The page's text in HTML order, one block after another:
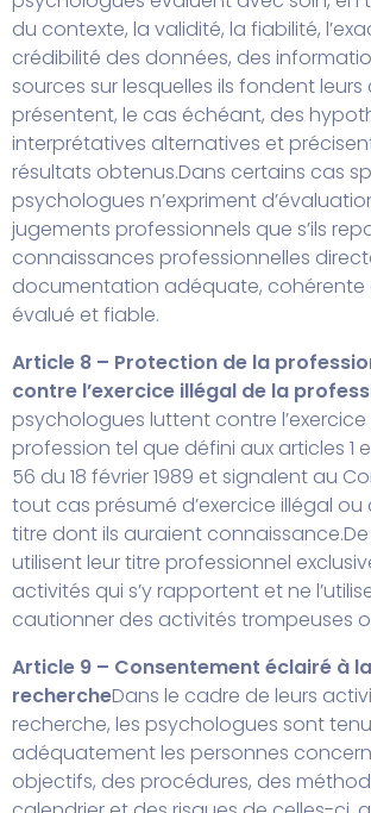
du contexte, la validité, la fiabilité,
crédibilité des données, des
sources sur lesquelles ils fondent leurs
présentent, le cas échéant, des
interprétatives alternatives et
résultats obtenus.Dans certains cas
psychologues n’expriment
jugements professionnels que s’ils
connaissances professionnelles
documentation adéquate, cohérente
évalué et fiable.
Article 8 – Protection de la
contre l’exercice illégal de la
psychologues luttent contre l’exercice
profession tel que défini aux articles 1
56 du 18 février 1989 et signalent au
tout cas présumé d’exercice illégal ou
titre dont ils auraient connaissance.
utilisent leur titre professionnel
activités qui s’y rapportent et ne
cautionner des activités trompeuses
Article 9 – Consentement éclairé à la
rechercheDans le cadre de leurs
recherche, les psychologues sont
adéquatement les personnes
objectifs, des procédures, des